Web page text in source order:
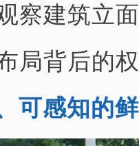
察建筑立
局背后的
可感知的